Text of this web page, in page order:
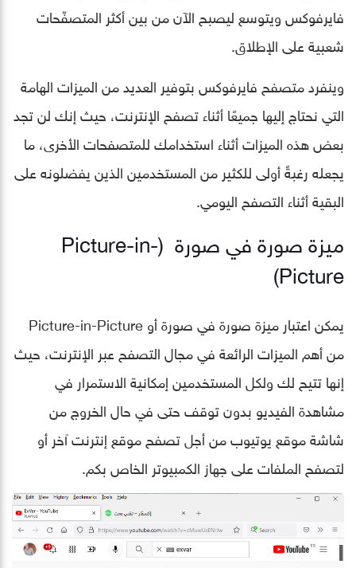
فايرفوكس ويتوسع ليصبح الآن من بين أكثر المتصفّحات
شعبية على الإطلاق.
وينفرد متصفح فايرفوكس بتوفير العديد من الميزات الهامة
التي نحتاج إليها جميعًا أثناء تصفح الإنترنت، حيث إنك لن تجد
بعض هذه الميزات أثناء استخدامك للمتصفحات الأخرى، ما
يجعله رغبةً أولى للكثير من المستخدمين الذين يفضلونه على
البقية أثناء التصفح اليومي.
ميزة صورة في صورة (Picture-in-
Picture)
يمكن اعتبار ميزة صورة في صورة أو Picture-in-Picture
من أهم الميزات الرائعة في مجال التصفح عبر الإنترنت، حيث
إنها تتيح لك ولكل المستخدمين إمكانية الاستمرار في
مشاهدة الفيديو بدون توقف حتى في حال الخروج من
شاشة موقع يوتيوب من أجل تصفح موقع إنترنت آخر أو
لتصفح الملفات على جهاز الكمبيوتر الخاص بكم.